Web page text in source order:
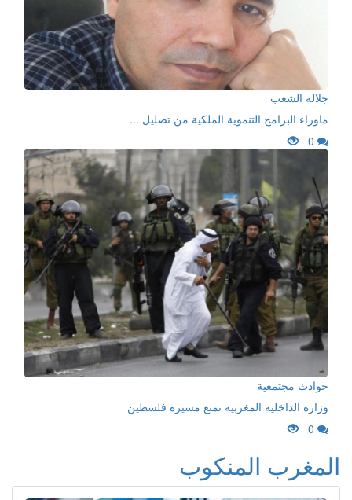
جلالة الشعب
ماوراء البرامج التنموية الملكية من تضليل ...
0
حوادث مجتمعية
وزارة الداخلية المغربية تمنع مسيرة فلسطين
0
المغرب المنكوب